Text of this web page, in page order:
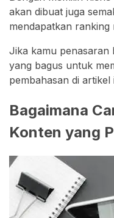
akan dibuat juga
mendapatkan ranking
Jika kamu penasaran
yang bagus untuk
pembahasan di
Bagaimana
Konten yang